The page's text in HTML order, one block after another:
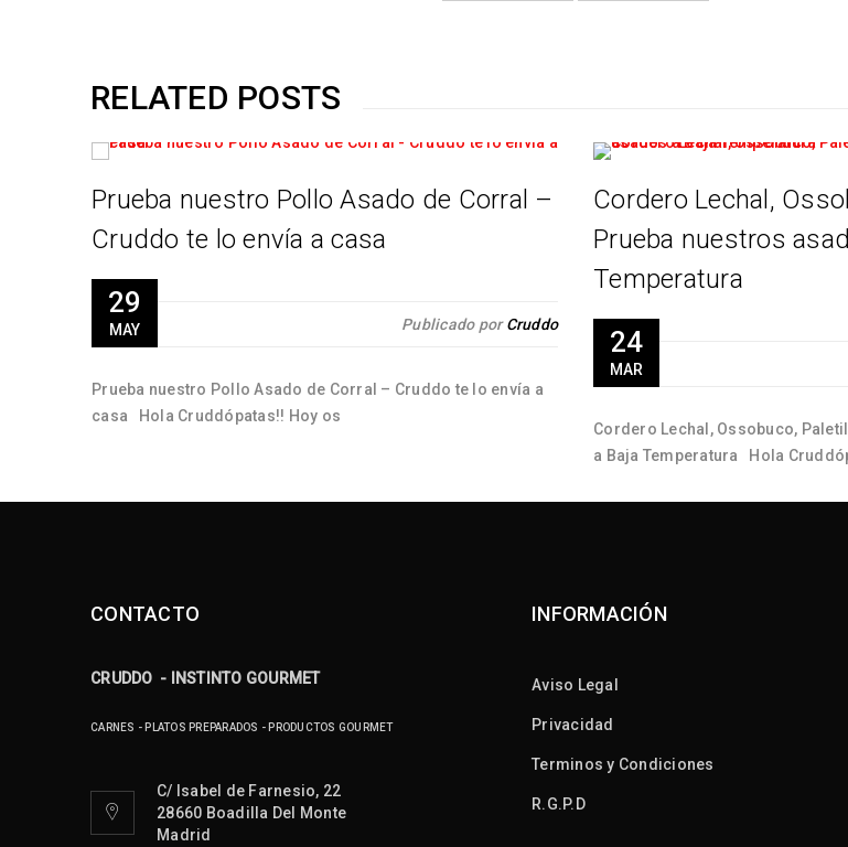
RELATED POSTS
Prueba nuestro Pollo Asado de Corral –
Cruddo te lo envía a casa
29
MAY Publicado porCruddo
Prueba nuestro Pollo Asado de Corral – Cruddo te lo envía a
casa Hola Cruddópatas!! Hoy os
Cordero Lechal,
Prueba nuestros
Temperatura
24
MAR
Cordero Lechal, Ossobuco,
a Baja Temperatura Hola
CONTACTO
CRUDDO - INSTINTO GOURMET
CARNES - PLATOS PREPARADOS - PRODUCTOS GOURMET
C/ Isabel de Farnesio, 22
28660 Boadilla Del Monte
Madrid
INFORMACIÓN
Aviso Legal
Privacidad
Terminos y Condiciones
R.G.P.D